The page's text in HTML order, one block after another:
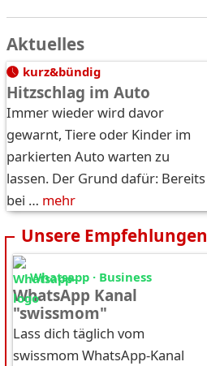
Aktuelles
kurz&bündig
Hitzschlag im Auto
Immer wieder wird davor
gewarnt, Tiere oder Kinder im
parkierten Auto warten zu
lassen. Der Grund dafür: Bereits
bei … mehr
Unsere Empfehlungen
Whatsapp · Business
WhatsApp Kanal
"swissmom"
Lass dich täglich vom
swissmom WhatsApp-Kanal